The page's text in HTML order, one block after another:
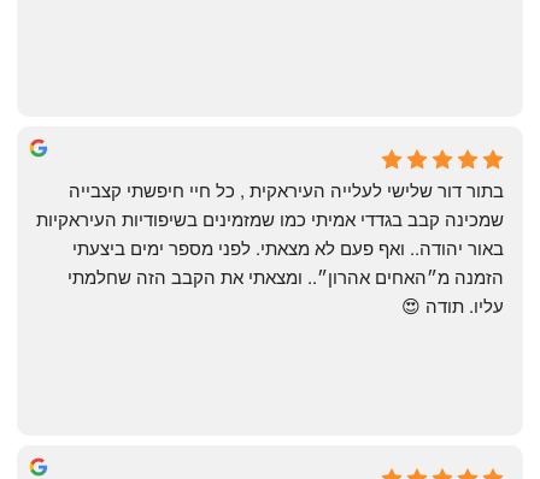
שי
4 months ago
Yonatan Menashe
עליו. תודה 😍